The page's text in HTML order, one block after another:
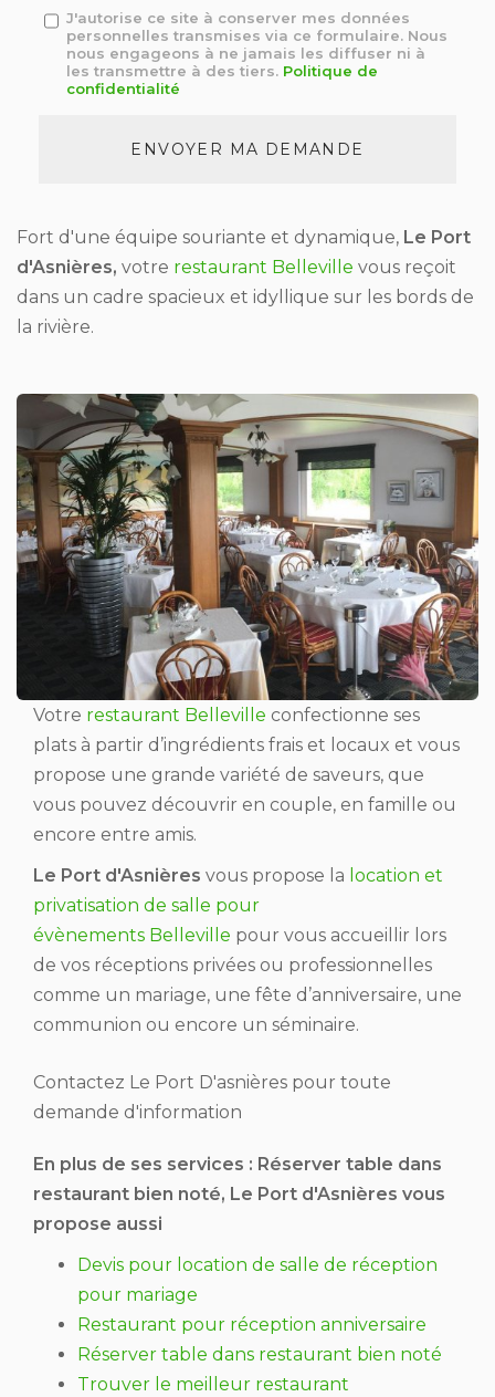
Message
J'autorise ce site à conserver mes données
personnelles transmises via ce formulaire. Nous
nous engageons à ne jamais les diffuser ni à
les transmettre à des tiers. Politique de
confidentialité
ENVOYER MA DEMANDE
Fort d'une équipe souriante et dynamique, Le Port
d'Asnières, votre restaurant Belleville vous reçoit
dans un cadre spacieux et idyllique sur les bords de
la rivière.
Votre restaurant Belleville confectionne ses
plats à partir d’ingrédients frais et locaux et vous
propose une grande variété de saveurs, que
vous pouvez découvrir en couple, en famille ou
encore entre amis.
Le Port d'Asnières vous propose la location et
privatisation de salle pour
évènements Belleville pour vous accueillir lors
de vos réceptions privées ou professionnelles
comme un mariage, une fête d’anniversaire, une
communion ou encore un séminaire.
Contactez Le Port D'asnières pour toute
demande d'information
En plus de ses services : Réserver table dans
restaurant bien noté, Le Port d'Asnières vous
propose aussi
Devis pour location de salle de réception
pour mariage
Restaurant pour réception anniversaire
Réserver table dans restaurant bien noté
Trouver le meilleur restaurant